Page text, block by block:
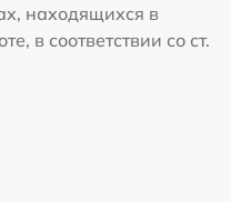
находящихся в
в соответствии со ст.